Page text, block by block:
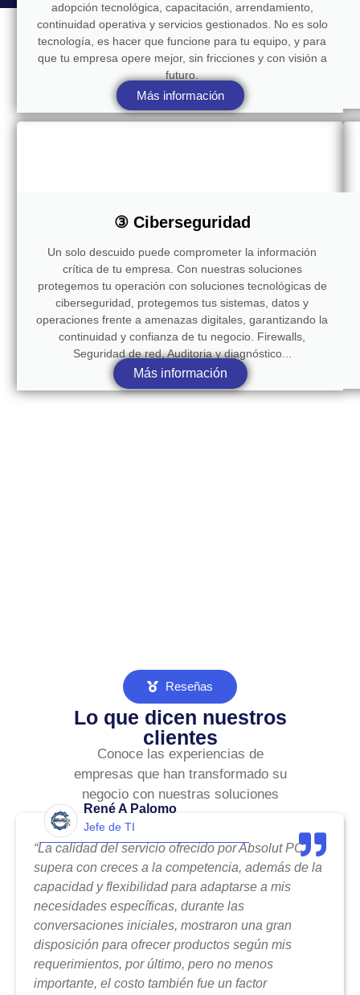
adopción tecnológica, capacitación, arrendamiento,
continuidad operativa y servicios gestionados. No es solo
tecnología, es hacer que funcione para tu equipo, y para
que tu empresa opere mejor, sin fricciones y con visión a
futuro.
Más información
③ Ciberseguridad
Un solo descuido puede comprometer la información
crítica de tu empresa. Con nuestras soluciones
protegemos tu operación con soluciones tecnológicas de
ciberseguridad, protegemos tus sistemas, datos y
operaciones frente a amenazas digitales, garantizando la
continuidad y confianza de tu negocio. Firewalls,
Seguridad de red, Auditoria y diagnóstico...
Más información
Reseñas
Lo que dicen nuestros
clientes
Conoce las experiencias de
empresas que han transformado su
negocio con nuestras soluciones
René A Palomo
Jefe de TI
“La calidad del servicio ofrecido por Absolut PC
supera con creces a la competencia, además de la
capacidad y flexibilidad para adaptarse a mis
necesidades específicas, durante las
conversaciones iniciales, mostraron una gran
disposición para ofrecer productos según mis
requerimientos, por último, pero no menos
importante, el costo también fue un factor